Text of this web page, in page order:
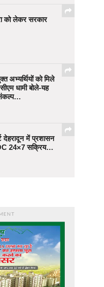
को लेकर सरकार
अभ्यर्थियों को मिले
धामी बोले-यह
देहरादून में प्रशासन
24×7 सक्रिय…